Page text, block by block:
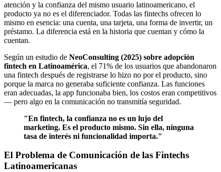
atención y la confianza del mismo usuario latinoamericano, el
producto ya no es el diferenciador. Todas las fintechs ofrecen lo
mismo en esencia: una cuenta, una tarjeta, una forma de invertir, un
préstamo. La diferencia está en la historia que cuentan y cómo la
cuentan.
Según un estudio de NeoConsulting (2025) sobre adopción
fintech en Latinoamérica, el 71% de los usuarios que abandonaron
una fintech después de registrarse lo hizo no por el producto, sino
porque la marca no generaba suficiente confianza. Las funciones
eran adecuadas, la app funcionaba bien, los costos eran competitivos
— pero algo en la comunicación no transmitía seguridad.
"En fintech, la confianza no es un lujo del
marketing. Es el producto mismo. Sin ella, ninguna
tasa de interés ni funcionalidad importa."
El Problema de Comunicación de las Fintechs
Latinoamericanas